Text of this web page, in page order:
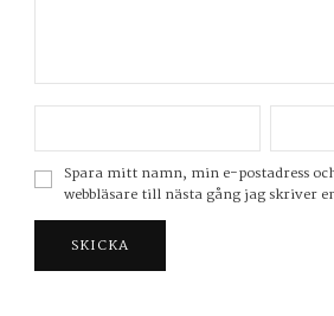
Spara mitt namn, min e-postadress
webbläsare till nästa gång jag skriver